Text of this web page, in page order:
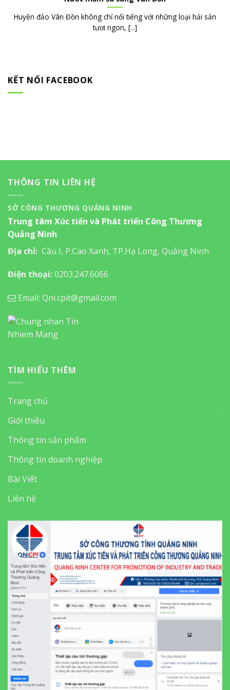
Huyện đảo Vân Đồn không chỉ nổi tiếng với những loại hải sản
tươi ngon, [...]
KẾT NỐI FACEBOOK
THÔNG TIN LIÊN HỆ
SỞ CÔNG THƯƠNG QUẢNG NINH
Trung tâm Xúc tiến và Phát triển Công Thương
Quảng Ninh
Địa chỉ: Cầu I, P.Cao Xanh, TP.Hạ Long, Quảng Ninh
Điện thoại:0203.247.6066
Email: Qni.cpit@gmail.com
TÌM HIỂU THÊM
Trang chủ
Giới thiệu
Thông tin sản phẩm
Thông tin doanh nghiệp
Bài Viết
Liên hệ